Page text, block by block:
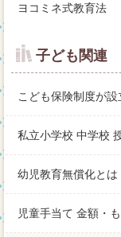
ヨコミネ式教育法
子ども関連
こども保険制度が設
私立小学校 中学校
幼児教育無償化と
児童手当て 金額・